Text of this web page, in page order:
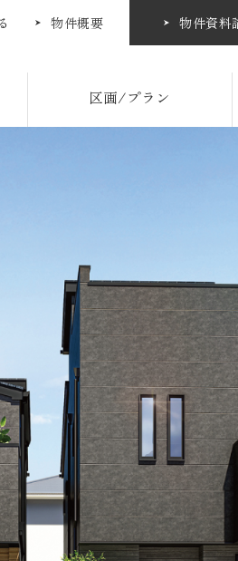
物件概要 物件資料
区画/プラン